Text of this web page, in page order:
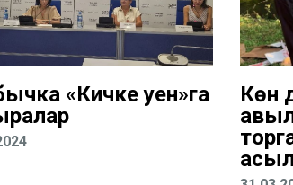
«Кичке уен»га
Көн